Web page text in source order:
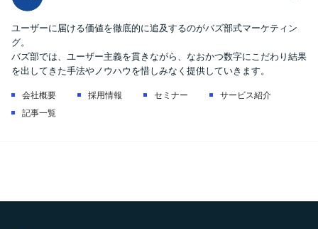
ユーザーに届ける価値を徹底的に追及するのがバズ部式マーケティン
グ。
バズ部では、ユーザー主義を貫きながら、なおかつ数字にこだわり結果
を出してきた手法やノウハウを惜しみなく提供していきます。
会社概要 採用情報 セミナー
サービス紹介
記事一覧